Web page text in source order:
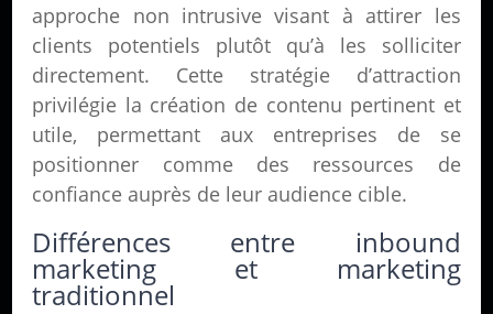
approche non intrusive visant à attirer les
clients potentiels plutôt qu’à les solliciter
directement. Cette stratégie d’attraction
privilégie la création de contenu pertinent et
utile, permettant aux entreprises de se
positionner comme des ressources de
confiance auprès de leur audience cible.
Différences entre inbound
marketing et marketing
traditionnel